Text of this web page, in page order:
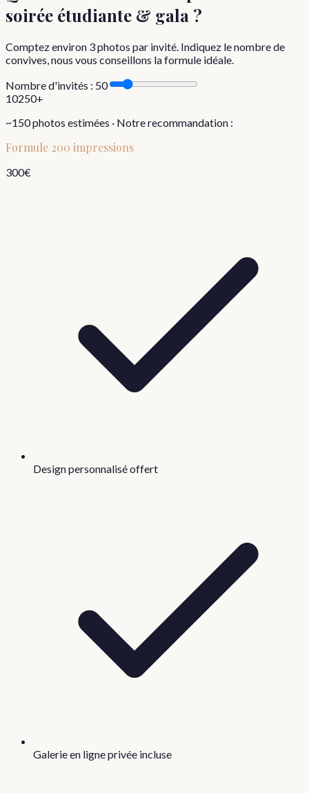
soirée étudiante & gala ?
Comptez environ 3photos par invité. Indiquez le nombre de
convives, nous vous conseillons la formule idéale.
Nombre d'invités : 50
10250+
~150photos estimées · Notre recommandation :
Formule 200 impressions
300€
Design personnalisé offert
Galerie en ligne privée incluse